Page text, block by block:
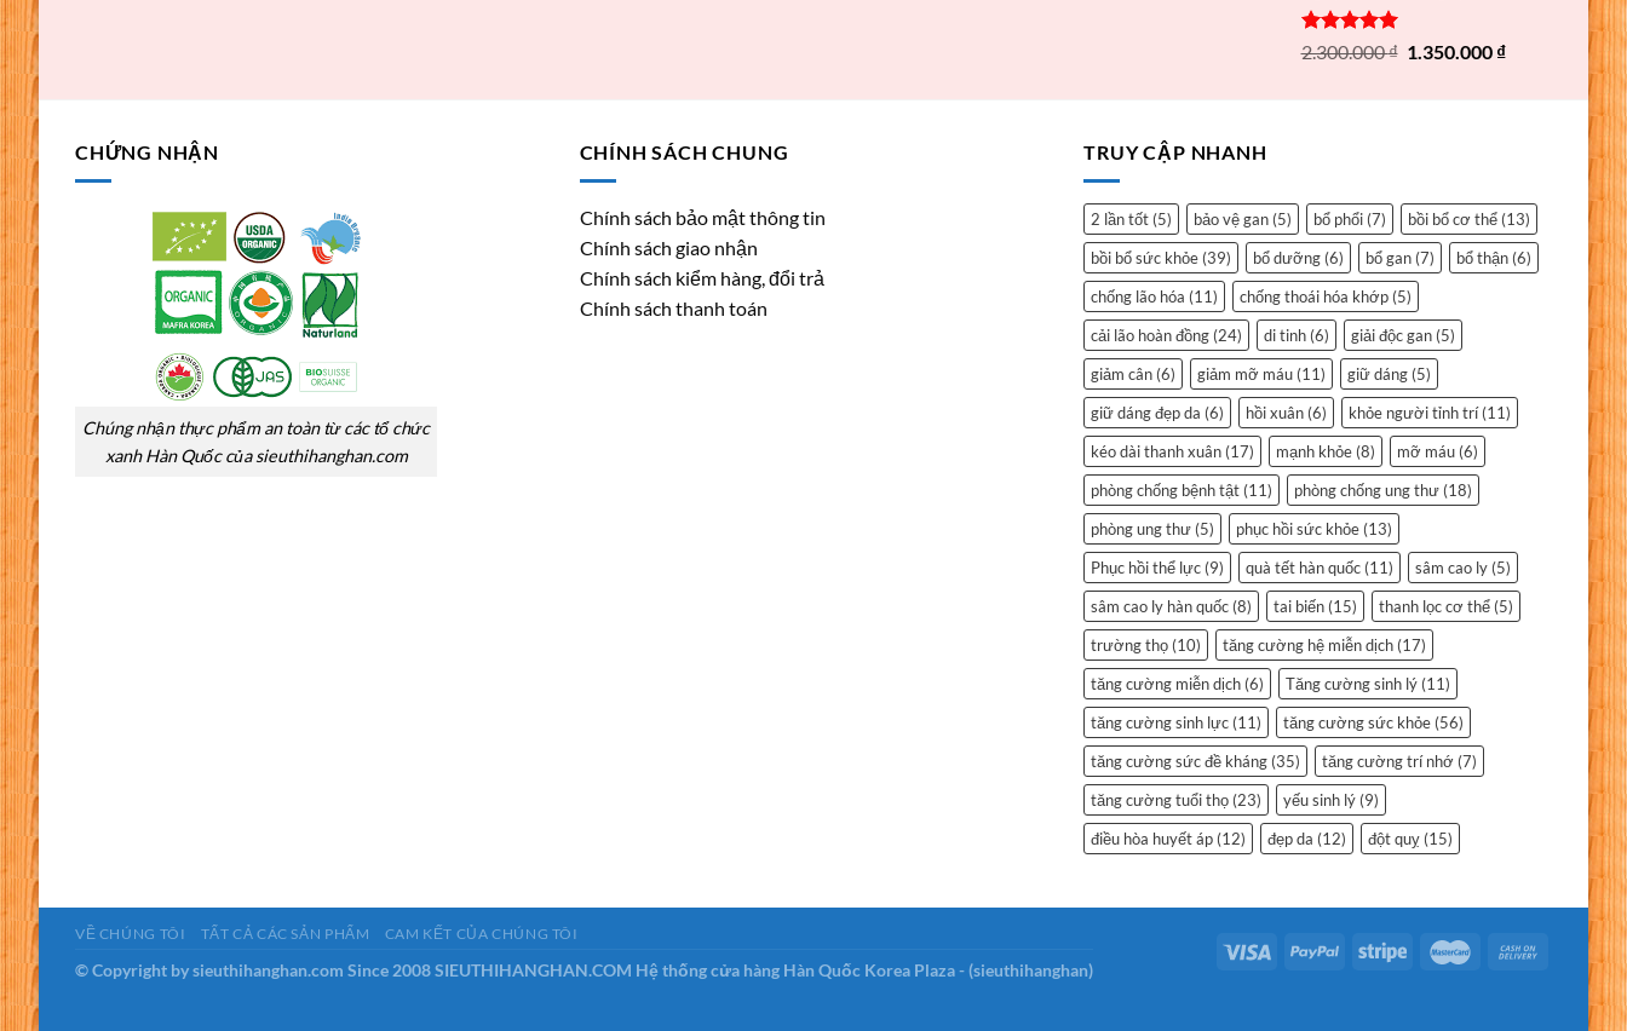
Được xếp
2.300.000₫ 1.350.000 ₫
CHỨNG NHẬN
Chúng nhận thực phẩm an toàn từ các tổ chức
xanh Hàn Quốc của sieuthihanghan.com
CHÍNH SÁCH CHUNG
Chính sách bảo mật thông tin
Chính sách giao nhận
Chính sách kiểm hàng, đổi trả
Chính sách thanh toán
TRUY CẬP NHANH
2 lần tốt (5) bảo vệ gan (5) bổ phổi (7) bồi bổ cơ thể (13)
bồi bổ sức khỏe (39) bổ dưỡng (6) bổ gan (7) bổ thận (6)
chống lão hóa (11) chống thoái hóa khớp (5)
cải lão hoàn đồng (24) di tinh (6) giải độc gan (5)
giảm cân (6) giảm mỡ máu (11) giữ dáng (5)
giữ dáng đẹp da (6) hồi xuân (6) khỏe người tỉnh trí(11)
kéo dài thanh xuân (17) mạnh khỏe (8) mỡ máu (6)
phòng chống bệnh tật (11) phòng chống ung thư (18)
phòng ung thư (5) phục hồi sức khỏe (13)
Phục hồi thể lực (9) quà tết hàn quốc (11) sâm cao ly (5)
sâm cao ly hàn quốc (8) tai biến (15) thanh lọc cơ thể (5)
trường thọ (10) tăng cường hệ miễn dịch (17)
tăng cường miễn dịch (6) Tăng cường sinh lý (11)
tăng cường sinh lực (11) tăng cường sức khỏe (56)
tăng cường sức đề kháng (35) tăng cường trí nhớ (7)
tăng cường tuổi thọ (23) yếu sinh lý (9)
điều hòa huyết áp (12) đẹp da (12) đột quỵ (15)
VỀ CHÚNG TÔI TẤT CẢ CÁC SẢN PHẨM CAM KẾT CỦA CHÚNG TÔI
© Copyright by sieuthihanghan.com Since 2008 SIEUTHIHANGHAN.COM Hệ thống cửa hàng Hàn Quốc Korea Plaza - (sieuthihanghan)